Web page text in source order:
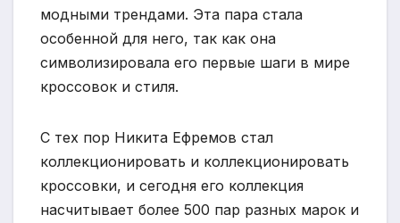
модными трендами. Эта пара стала
особенной для него, так как она
символизировала его первые шаги в мире
кроссовок и стиля.
С тех пор Никита Ефремов стал
коллекционировать и коллекционировать
кроссовки, и сегодня его коллекция
насчитывает более 500 пар разных марок и